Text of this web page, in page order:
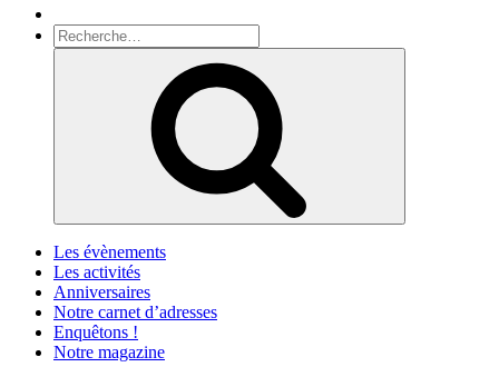
Recherche
pour
Les évènements
Les activités
Anniversaires
Notre carnet d’adresses
Enquêtons !
Notre magazine